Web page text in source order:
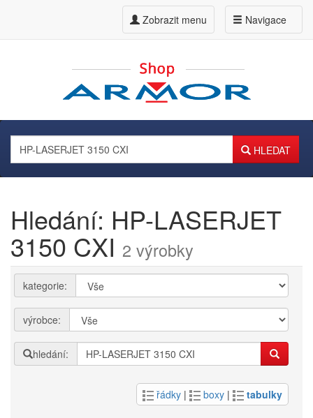
Navigace
Zobrazit menu
HLEDAT
Hledání: HP-LASERJET
3150 CXI 2 výrobky
kategorie:
výrobce:
hledání:
řádky | boxy | tabulky